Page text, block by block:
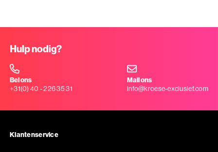
Hulp nodig?
Bel ons
+31(0) 40 - 226 35 31
Mail ons
info@kroese-exclusief.com
Klantenservice